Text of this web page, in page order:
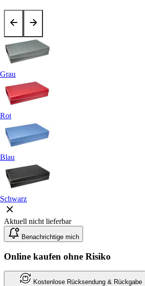
Grau
Rot
Blau
Schwarz
Aktuell nicht lieferbar
Benachrichtige mich
Online kaufen ohne Risiko
Kostenlose Rücksendung & Rückgabe